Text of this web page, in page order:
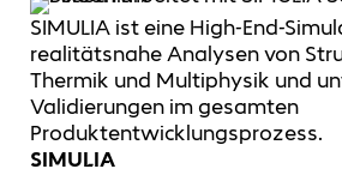
SIMULIA ist eine High-End-
realitätsnahe Analysen von
Thermik und Multiphysik und
Validierungen im gesamten
Produktentwicklungsprozess.
SIMULIA